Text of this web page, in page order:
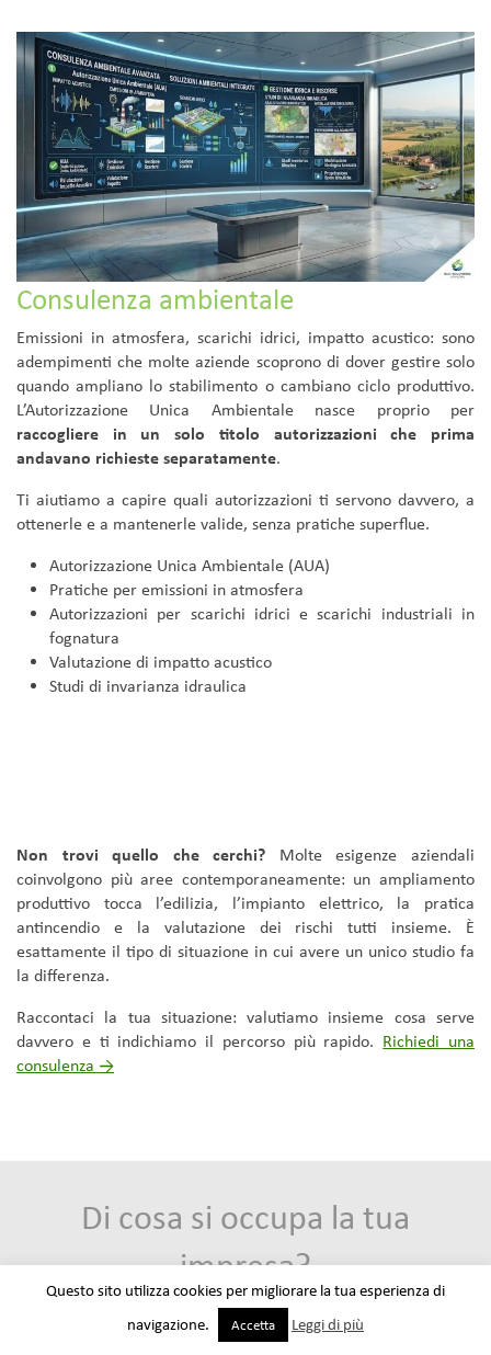
Consulenza ambientale
Emissioni in atmosfera, scarichi idrici, impatto acustico: sono
adempimenti che molte aziende scoprono di dover gestire solo
quando ampliano lo stabilimento o cambiano ciclo produttivo.
L’Autorizzazione Unica Ambientale nasce proprio per
raccogliere in un solo titolo autorizzazioni che prima
andavano richieste separatamente.
Ti aiutiamo a capire quali autorizzazioni ti servono davvero, a
ottenerle e a mantenerle valide, senza pratiche superflue.
Autorizzazione Unica Ambientale (AUA)
Pratiche per emissioni in atmosfera
Autorizzazioni per scarichi idrici e scarichi industriali in
fognatura
Valutazione di impatto acustico
Studi di invarianza idraulica
Non trovi quello che cerchi? Molte esigenze aziendali
coinvolgono più aree contemporaneamente: un ampliamento
produttivo tocca l’edilizia, l’impianto elettrico, la pratica
antincendio e la valutazione dei rischi tutti insieme. È
esattamente il tipo di situazione in cui avere un unico studio fa
la differenza.
Raccontaci la tua situazione: valutiamo insieme cosa serve
davvero e ti indichiamo il percorso più rapido. Richiedi una
consulenza →
Di cosa si occupa la tua
impresa?
Questo sito utilizza cookies per migliorare la tua esperienza di
navigazione.
Accetta Leggi di più